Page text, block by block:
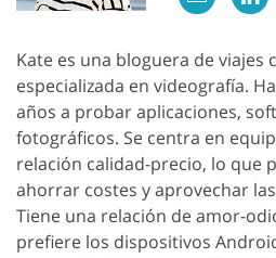
Kate es una bloguera de viajes
especializada en videografía.
años a probar aplicaciones,
fotográficos. Se centra en
relación calidad-precio, lo que
ahorrar costes y aprovechar
Tiene una relación de amor-
prefiere los dispositivos